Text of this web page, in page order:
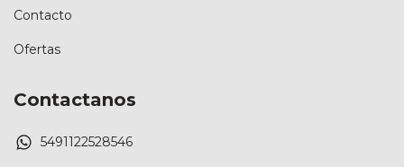
Contacto
Ofertas
Contactanos
5491122528546